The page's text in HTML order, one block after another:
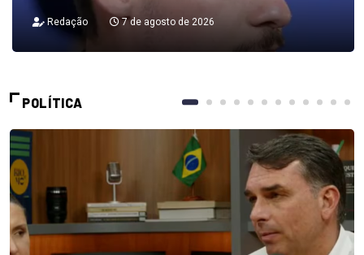
Redação 7 de agosto de 2026
POLÍTICA